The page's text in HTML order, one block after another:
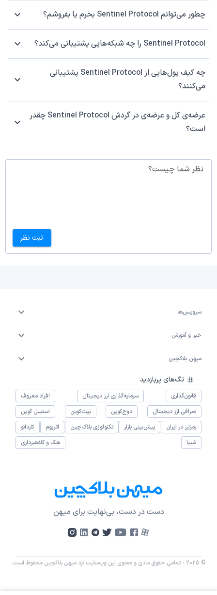
چطور می‌توانم Sentinel Protocol بخرم یا بفروشم؟
Sentinel Protocol را چه شبکه‌هایی پشتیبانی می‌کند؟
چه کیف پول‌هایی از Sentinel Protocol پشتیبانی
می‌کنند؟
عرضه‌ی کل و عرضه‌ی در گردش Sentinel Protocol چقدر
است؟
نظر شما چیست؟
ثبت نظر
سرویس‌ها
خبر و آموزش
میهن بلاکچین
تگ‌های پربازدید
قانون‌گذاری سرمایه‌گذاری ارز دیجیتال
افراد معروف
صرافی ارز دیجیتال
دوج‌کوین بیت‌کوین
استیبل کوین
رمزارز در ایران
پیش‌بینی بازار تکنولوژی بلاک‌چین اتریوم
کاردانو
شیبا
هک و کلاهبرداری
دست در دست، بی‌نهایت برای میهن
© 2025 - تمامی حقوق مادی و معنوی این وب‌سایت نزد میهن بلاکچین محفوظ است.